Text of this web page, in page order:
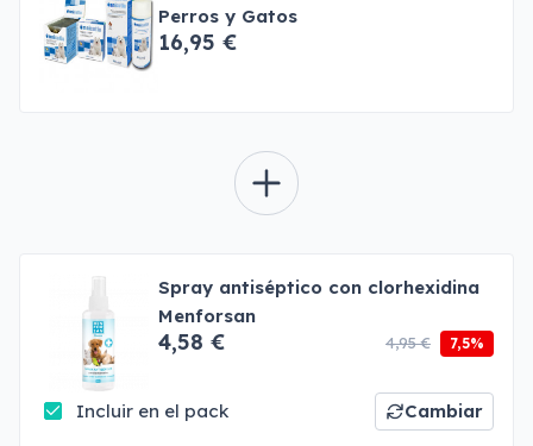
Perros y Gatos
16,95 €
Spray antiséptico con clorhexidina
Menforsan
4,58 € 4,95 € 7,5%
Incluir en el pack Cambiar